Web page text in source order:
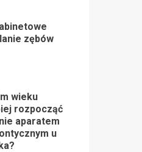
zębów
wieku
rozpocząć
aparatem
u